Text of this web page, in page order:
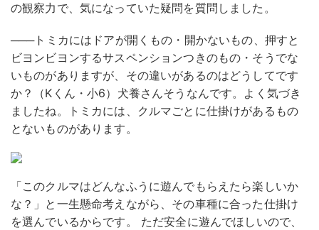
の観察力で、気になっていた疑問を質問しました。
───トミカにはドアが開くもの・開かないもの、押すと
ビヨンビヨンするサスペンションつきのもの・そうでな
いものがありますが、その違いがあるのはどうしてです
か？（Kくん・小6） 犬養さんそうなんです。よく気づき
ましたね。トミカには、クルマごとに仕掛けがあるもの
とないものがあります。
「このクルマはどんなふうに遊んでもらえたら楽しいか
な？」と一生懸命考えながら、その車種に合った仕掛け
を選んでいるからです。 ただ安全に遊んでほしいので、